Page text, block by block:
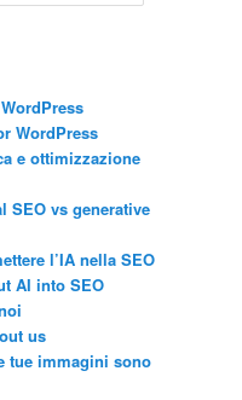
WordPress
e ottimizzazione
SEO vs generative
l’IA nella SEO
AI into SEO
us
tue immagini sono